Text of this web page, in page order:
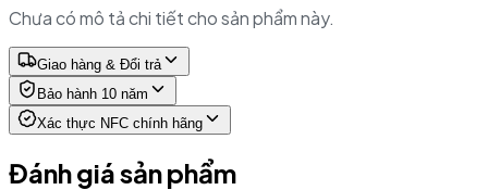
Chưa có mô tả chi tiết cho sản phẩm này.
Giao hàng & Đổi trả
Bảo hành 10 năm
Xác thực NFC chính hãng
Đánh giá sản phẩm